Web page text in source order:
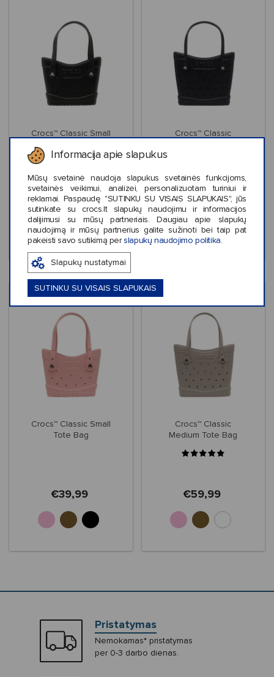
Informacija apie slapukus
Mūsų svetainė naudoja slapukus svetainės funkcijoms,
svetainės veikimui, analizei, personalizuotam turiniui ir
reklamai. Paspaudę "SUTINKU SU VISAIS SLAPUKAIS", jūs
sutinkate su crocs.lt slapukų naudojimu ir informacijos
dalijimusi su mūsų partneriais. Daugiau apie slapukų
naudojimą ir mūsų partnerius galite sužinoti bei taip pat
pakeisti savo sutikimą per slapukų naudojimo politika
Slapukų nustatymai
SUTINKU SU VISAIS SLAPUKAIS
Crocs™ Classic Small
€39,99
Crocs™ Classic
€59,99
Crocs™ Classic Small
Tote Bag
€39,99
Crocs™ Classic
Medium Tote Bag
€59,99
Pristatymas
Nemokamas* pristatymas
per 0-3 darbo dienas.